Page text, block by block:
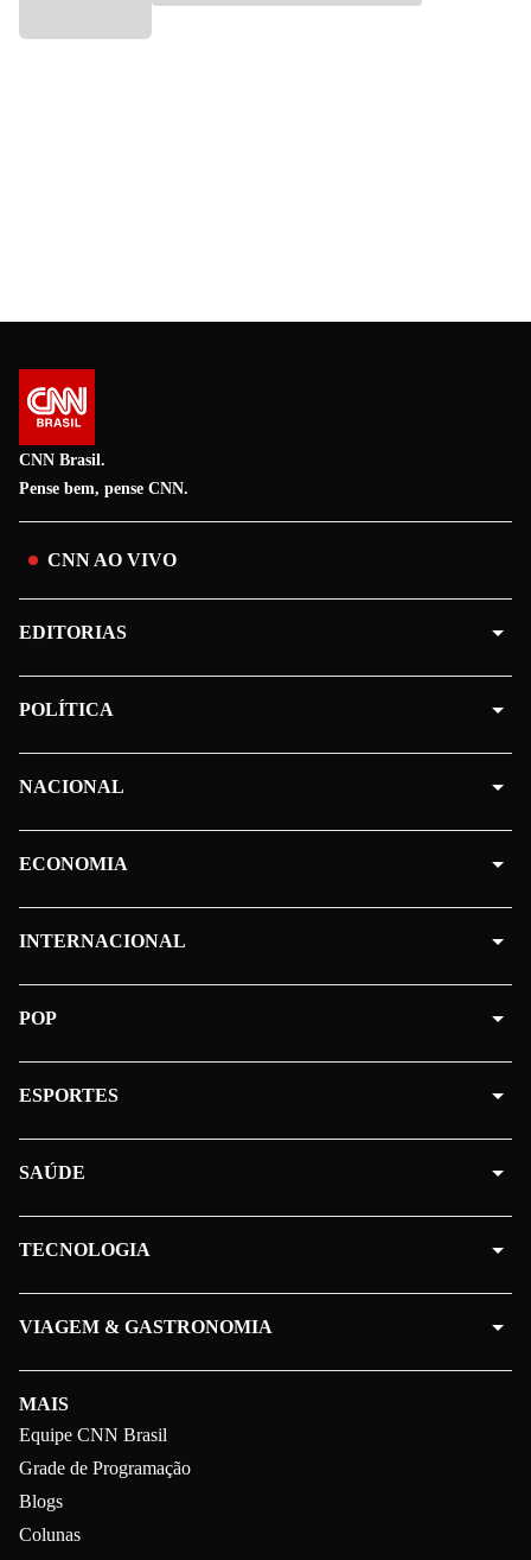
CNN Brasil.
Pense bem, pense CNN.
CNN AO VIVO
MAIS
Equipe CNN Brasil
Grade de Programação
Blogs
Colunas
EDITORIAS
POLÍTICA
NACIONAL
ECONOMIA
INTERNACIONAL
POP
ESPORTES
SAÚDE
TECNOLOGIA
VIAGEM & GASTRONOMIA